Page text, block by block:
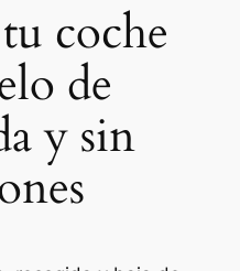
coche
de
y sin